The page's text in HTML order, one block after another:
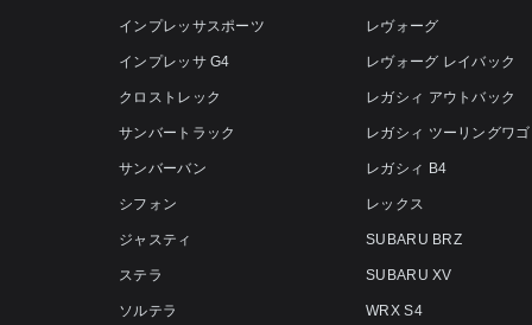
インプレッサスポーツ
インプレッサ G4
クロストレック
サンバートラック
サンバーバン
シフォン
ジャスティ
ステラ
ソルテラ
レヴォーグ
レヴォーグ レイバック
レガシィ アウトバック
レガシィ ツーリングワ
レガシィ B4
レックス
SUBARU BRZ
SUBARU XV
WRX S4